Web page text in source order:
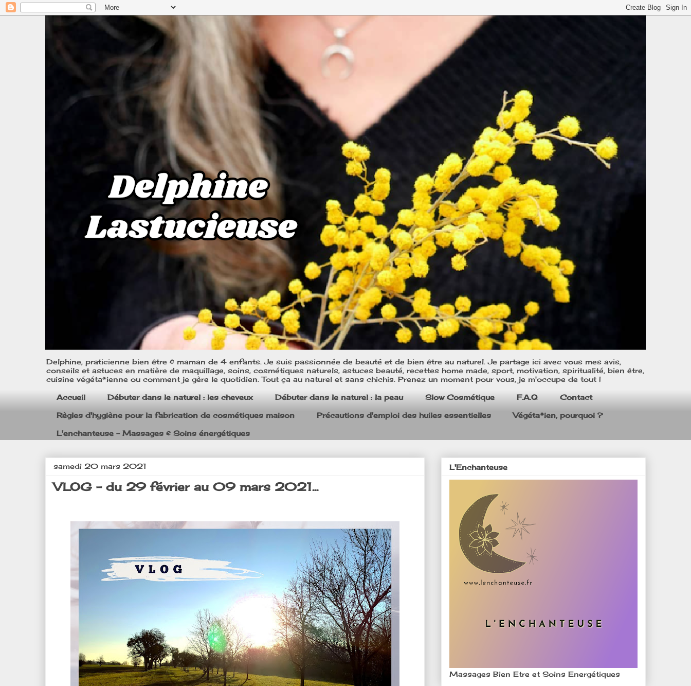
Delphine, praticienne bien être & maman de 4 enfants. Je suis passionnée de beauté et de bien être au naturel. Je partage ici avec vous mes avis,
conseils et astuces en matière de maquillage, soins, cosmétiques naturels, astuces beauté, recettes home made, sport, motivation, spiritualité, bien être,
cuisine végéta*ienne ou comment je gère le quotidien. Tout ça au naturel et sans chichis. Prenez un moment pour vous, je m'occupe de tout !
Accueil Débuter dans le naturel : les cheveux Débuter dans le naturel : la peau Slow Cosmétique F.A.Q Contact
Règles d'hygiène pour la fabrication de cosmétiques maison Précautions d'emploi des huiles essentielles Végéta*ien, pourquoi ?
L'enchanteuse - Massages & Soins énergétiques
samedi 20 mars 2021
VLOG - du 29 février au 09 mars 2021...
L'Enchanteuse
Massages Bien Etre et Soins Energétiques